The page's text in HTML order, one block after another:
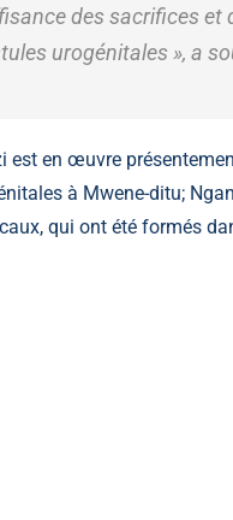
des sacrifices et
urogénitales », a
en œuvre
à Mwene-ditu;
qui ont été formés